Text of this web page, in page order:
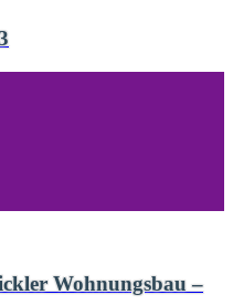
Wohnungsbau –